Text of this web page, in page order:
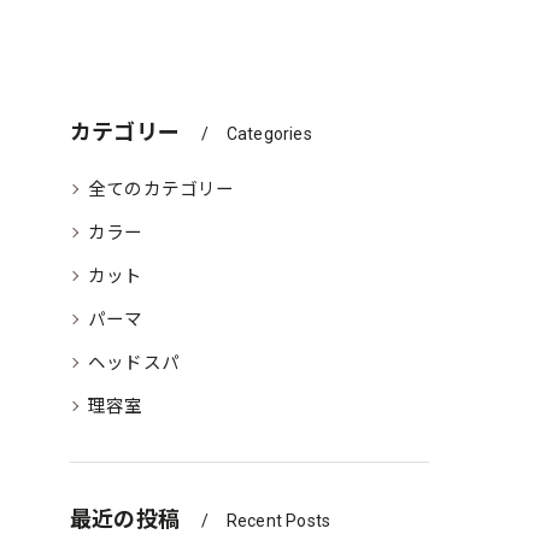
カテゴリー Categories
全てのカテゴリー
カラー
カット
パーマ
ヘッドスパ
理容室
最近の投稿 Recent Posts